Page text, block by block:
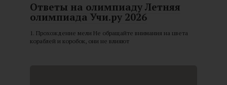
Ответы на олимпиаду Летняя
олимпиада Учи.ру 2026
1. Прохождение мели Не обращайте внимания на цвета
кораблей и коробок, они не влияют